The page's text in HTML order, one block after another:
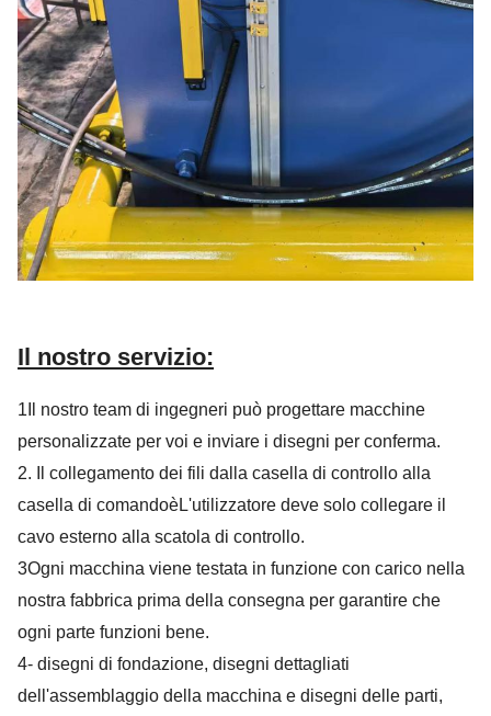
Il nostro servizio:
1Il nostro team di ingegneri può progettare macchine
personalizzate per voi e inviare i disegni per conferma.
2. Il collegamento dei fili dalla casella di controllo alla
casella di comandoèL'utilizzatore deve solo collegare il
cavo esterno alla scatola di controllo.
3Ogni macchina viene testata in funzione con carico nella
nostra fabbrica prima della consegna per garantire che
ogni parte funzioni bene.
4- disegni di fondazione, disegni dettagliati
dell'assemblaggio della macchina e disegni delle parti,